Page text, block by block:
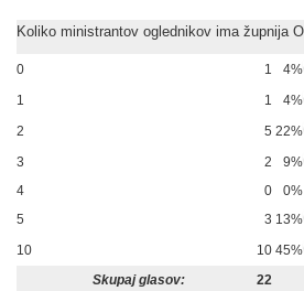
Koliko ministrantov oglednikov ima župnija
0 1
4%
1
1
4%
2
5 22%
3
2
9%
4
0
0%
5
3 13%
10
10 45%
Skupaj glasov:
22